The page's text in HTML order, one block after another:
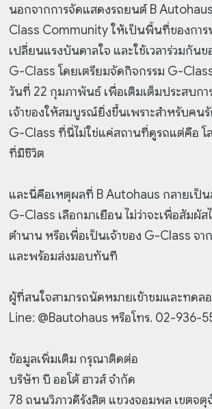
นอกจากการจัดแสดงรถยนต์ B
Class Community ให้เป็นพื้นที่ของกา
เปลี่ยนแรงบันดาลใจ และใช้เวลาร่วมกัน
G-Class โดยเตรียมจัดกิจกรรม G-
วันที่ 22 กุมภาพันธ์ เพื่อเติมเต็มประสบก
เจ้าของให้สมบูรณ์ยิ่งขึ้นเพราะสำหรับคน
G-Class ที่นี่ไม่ใช่แค่สถานที่ดูรถแต่คือ โ
ที่มีชีวิต
และนี่คือเหตุผลที่ B Autohaus กลายเป็
G-Class เลือกมาเยือน ไม่ว่าจะเพื่อสัมผั
ตำนาน หรือเพื่อเป็นเจ้าของ G-Class จ
และพร้อมส่งมอบทันที
ผู้ที่สนใจสามารถนัดหมายเข้าชมและทดล
Line: @Bautohaus หรือโทร. 02-936-
ข้อมูลเพิ่มเติม กรุณาติดต่อ
บริษัท บี ออโต้ ฮาวส์ จำกัด
78 ถนนวิภาวดีรังสิต แขวงจอมพล เขตจตุ